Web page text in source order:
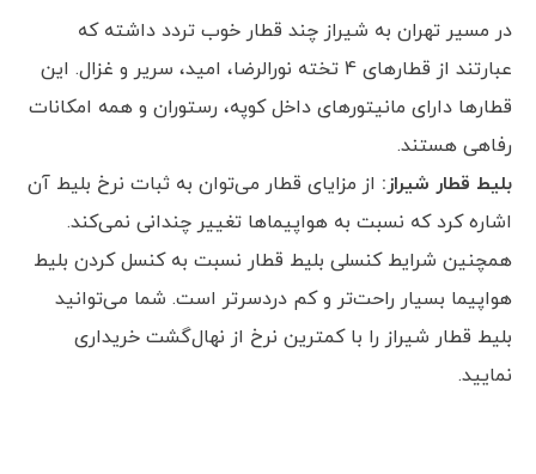
در مسیر تهران به شیراز چند قطار خوب تردد داشته که
عبارتند از قطارهای 4 تخته نورالرضا، امید، سریر و غزال. این
قطارها دارای مانیتورهای داخل کوپه، رستوران و همه امکانات
رفاهی هستند.
بلیط قطار شیراز: از مزایای قطار می‌توان به ثبات نرخ بلیط آن
اشاره کرد که نسبت به هواپیماها تغییر چندانی نمی‌کند.
همچنین شرایط کنسلی بلیط قطار نسبت به کنسل کردن بلیط
هواپیما بسیار راحت‌تر و کم دردسرتر است. شما می‌توانید
بلیط قطار شیراز را با کمترین نرخ از نهال‌گشت خریداری
نمایید.